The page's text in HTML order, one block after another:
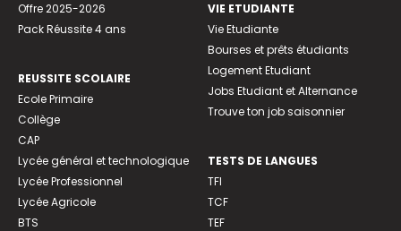
Offre 2025-2026
Pack Réussite 4 ans
REUSSITE SCOLAIRE
Ecole Primaire
Collège
CAP
Lycée général et technologique
Lycée Professionnel
Lycée Agricole
BTS
VIE ETUDIANTE
Vie Etudiante
Bourses et prêts étudiants
Logement Etudiant
Jobs Etudiant et Alternance
Trouve ton job saisonnier
TESTS DE LANGUES
TFI
TCF
TEF